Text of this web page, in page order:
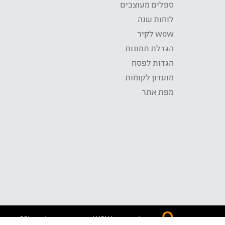
ספלים מעוצבים
לוחות שנה
wow לקיר
הגדלת תמונות
הגדות לפסח
מועדון לקוחות
מפת אתר
התשלום באתר WOW מאובטח בטכנולוגית SSL